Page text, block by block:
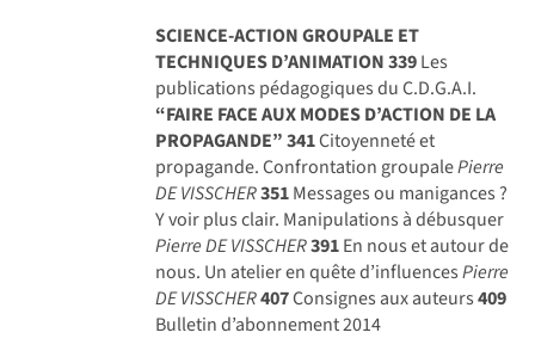
SCIENCE-ACTION GROUPALE ET
TECHNIQUES D’ANIMATION339Les
publications pédagogiques du C.D.G.A.I.
“FAIRE FACE AUX MODES D’ACTION DE LA
PROPAGANDE”341Citoyenneté et
propagande. Confrontation groupalePierre
DE VISSCHER351Messages ou manigances ?
Y voir plus clair. Manipulations à débusquer
Pierre DE VISSCHER391En nous et autour de
nous. Un atelier en quête d’influencesPierre
DE VISSCHER407Consignes aux auteurs409
Bulletin d’abonnement 2014